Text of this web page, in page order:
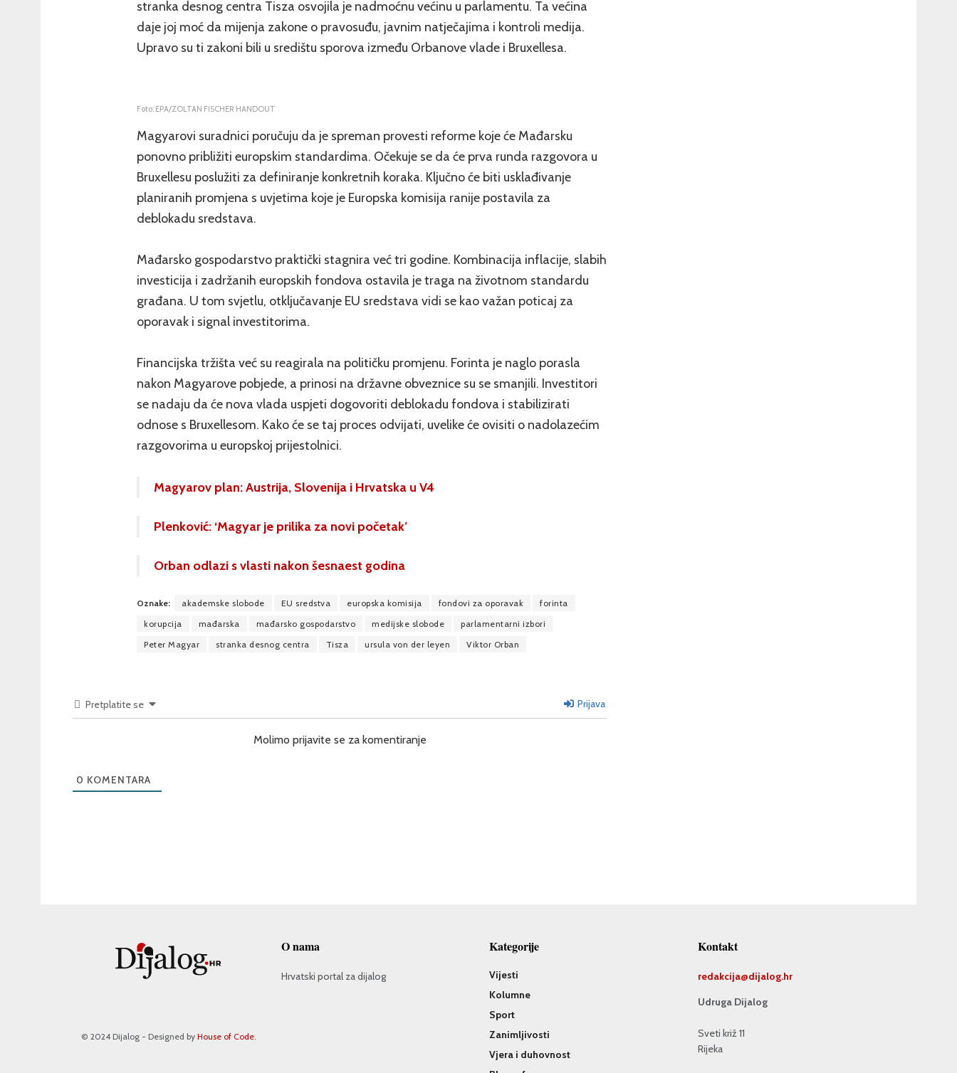
stranka desnog centra Tisza osvojila je nadmoćnu većinu u parlamentu. Ta većina
daje joj moć da mijenja zakone o pravosuđu, javnim natječajima i kontroli medija.
Upravo su ti zakoni bili u središtu sporova između Orbanove vlade i Bruxellesa.
Foto: EPA/ZOLTAN FISCHER HANDOUT
Magyarovi suradnici poručuju da je spreman provesti reforme koje će Mađarsku
ponovno približiti europskim standardima. Očekuje se da će prva runda razgovora u
Bruxellesu poslužiti za definiranje konkretnih koraka. Ključno će biti usklađivanje
planiranih promjena s uvjetima koje je Europska komisija ranije postavila za
deblokadu sredstava.
Mađarsko gospodarstvo praktički stagnira već tri godine. Kombinacija inflacije, slabih
investicija i zadržanih europskih fondova ostavila je traga na životnom standardu
građana. U tom svjetlu, otključavanje EU sredstava vidi se kao važan poticaj za
oporavak i signal investitorima.
Financijska tržišta već su reagirala na političku promjenu. Forinta je naglo porasla
nakon Magyarove pobjede, a prinosi na državne obveznice su se smanjili. Investitori
se nadaju da će nova vlada uspjeti dogovoriti deblokadu fondova i stabilizirati
odnose s Bruxellesom. Kako će se taj proces odvijati, uvelike će ovisiti o nadolazećim
razgovorima u europskoj prijestolnici.
Magyarov plan: Austrija, Slovenija i Hrvatska u V4
Plenković: ‘Magyar je prilika za novi početak’
Orban odlazi s vlasti nakon šesnaest godina
Oznake: akademske slobode EU sredstva europska komisija fondovi za oporavak
forinta
korupcija
mađarska mađarsko gospodarstvo medijske slobode
parlamentarni izbori
Peter Magyar
stranka desnog centra Tisza ursula von der leyen Viktor Orban
Pretplatite se Prijava
Molimo prijavite se za komentiranje
0 KOMENTARA
© 2024 Dijalog - Designed by House of Code.
O nama
Hrvatski portal za dijalog
Kategorije
Vijesti
Kolumne
Sport
Zanimljivosti
Vjera i duhovnost
Kontakt
redakcija@dijalog.hr
Udruga Dijalog
Sveti križ 11
Rijeka